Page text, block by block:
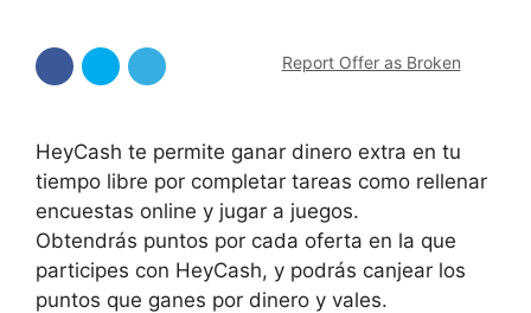
Report Offer as Broken
HeyCash te permite ganar dinero extra en tu
tiempo libre por completar tareas como rellenar
encuestas online y jugar a juegos.
Obtendrás puntos por cada oferta en la que
participes con HeyCash, y podrás canjear los
puntos que ganes por dinero y vales.